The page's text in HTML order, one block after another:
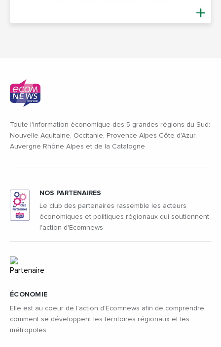
Toute l'information économique des 5 grandes régions du Sud:
Nouvelle Aquitaine, Occitanie, Provence Alpes Côte d'Azur,
Auvergne Rhône Alpes et de la Catalogne
ÉCONOMIE
Elle est au coeur de l’action d’Ecomnews afin de comprendre
comment se développent les territoires régionaux et les
métropoles
NOS PARTENAIRES
Le club des partenaires rassemble les acteurs
économiques et politiques régionaux qui soutiennent
l'action d'Ecomnews